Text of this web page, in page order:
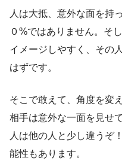
人は大抵、意外な面を持
０%ではありません。そ
イメージしやすく、その
はずです。
そこで敢えて、角度を変
相手は意外な一面を見せ
人は他の人と少し違う
能性もあります。